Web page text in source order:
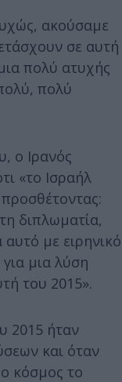
ακούσαμε
σε αυτή
πολύ ατυχής
πολύ
ο Ιρανός
«το Ισραήλ
διπλωματία,
με ειρηνικό
μια λύση
του 2015».
2015 ήταν
και όταν
κόσμος το